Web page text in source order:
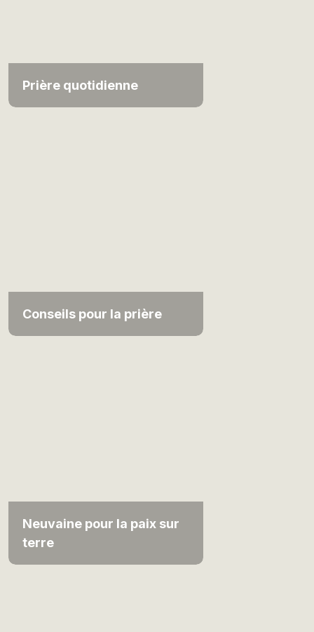
Prière quotidienne
Conseils pour la prière
Neuvaine pour la paix sur
terre